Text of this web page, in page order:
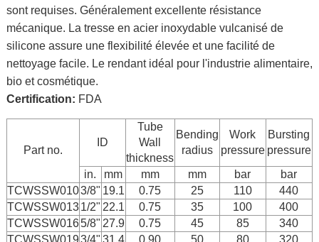
sont requises. Généralement excellente résistance
mécanique. La tresse en acier inoxydable vulcanisé de
silicone assure une flexibilité élevée et une facilité de
nettoyage facile. Le rendant idéal pour l'industrie alimentaire,
bio et cosmétique.
Certification: FDA
Part no.
ID
Tube
Wall
thickness
Bending
radius
Work
pressure
Bursting
pressure
in.
mm mm mm bar
bar
TCWSSW0103/8" 19.1 0.75 25 110
440
TCWSSW0131/2" 22.1 0.75 35 100
400
TCWSSW0165/8" 27.9 0.75 45 85
340
TCWSSW0193/4" 31.4 0.90 50 80
320